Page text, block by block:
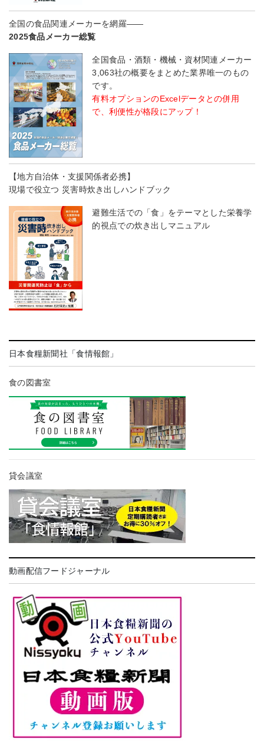
全国の食品関連メーカーを網羅――
2025食品メーカー総覧
全国食品・酒類・機械・資材関連メーカー
3,063社の概要をまとめた業界唯一のもの
です。
有料オプションのExcelデータとの併用
で、利便性が格段にアップ！
【地方自治体・支援関係者必携】
現場で役立つ 災害時炊き出しハンドブック
避難生活での「食」をテーマとした栄養学
的視点での炊き出しマニュアル
日本食糧新聞社「食情報館」
食の図書室
貸会議室
動画配信フードジャーナル